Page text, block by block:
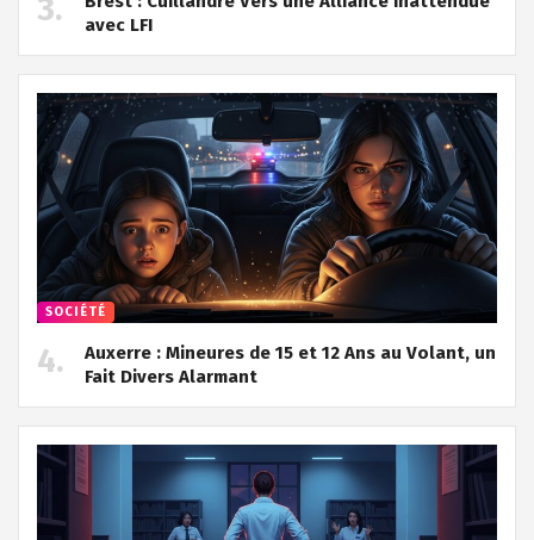
avec LFI
SOCIÉTÉ
Auxerre : Mineures de 15 et 12 Ans au Volant, un
Fait Divers Alarmant